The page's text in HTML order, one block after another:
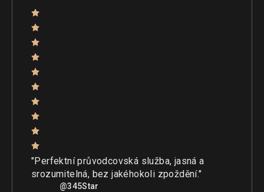
"Perfektní průvodcovská služba, jasná a
srozumitelná, bez jakéhokoli zpoždění."
@345Star